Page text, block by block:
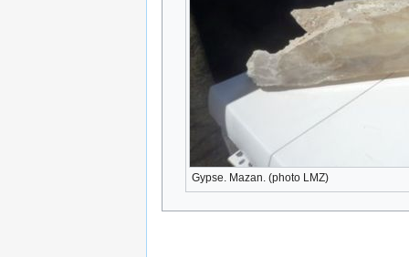
Gypse. Mazan. (photo LMZ)